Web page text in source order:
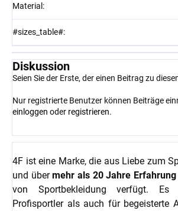
Material :
#sizes_table#:
Diskussion
Seien Sie der Erste, der einen Beitrag zu
Nur registrierte Benutzer können Beiträge
einloggen oder registrieren.
4F ist eine Marke, die aus Liebe zum
und übermehr als 20 Jahre Erfahrung
von Sportbekleidung verfügt.
Profisportler als auch für begeisterte